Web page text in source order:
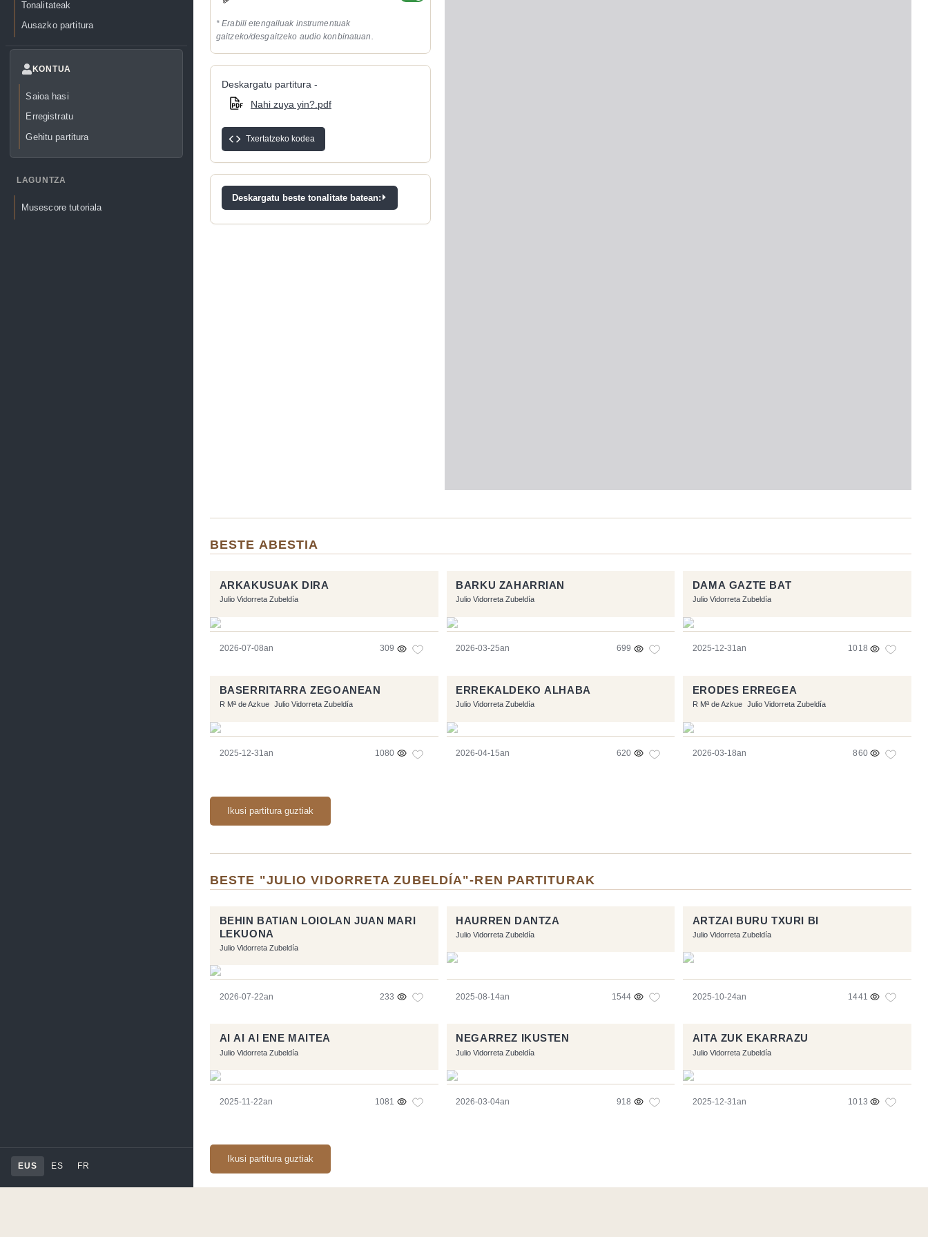
Tonalitateak
Ausazko partitura
KONTUA
Saioa hasi
Erregistratu
Gehitu partitura
LAGUNTZA
Musescore tutoriala
EUS ES FR
* Erabili etengailuak instrumentuak
gaitzeko/desgaitzeko audio konbinatuan.
Deskargatu partitura -
Nahi zuya yin?.pdf
Txertatzeko kodea
Deskargatu beste tonalitate batean:
BESTE ABESTIA
ARKAKUSUAK DIRA
Julio Vidorreta Zubeldía
2026-07-08an 309
BARKU ZAHARRIAN
Julio Vidorreta Zubeldía
2026-03-25an 699
DAMA GAZTE BAT
Julio Vidorreta Zubeldía
2025-12-31an 1018
BASERRITARRA ZEGOANEAN
R Mª de Azkue Julio Vidorreta Zubeldía
2025-12-31an 1080
ERREKALDEKO ALHABA
Julio Vidorreta Zubeldía
2026-04-15an 620
ERODES ERREGEA
R Mª de Azkue Julio Vidorreta Zubeldía
2026-03-18an 860
Ikusi partitura guztiak
BESTE "JULIO VIDORRETA ZUBELDÍA"-REN PARTITURAK
BEHIN BATIAN LOIOLAN JUAN MARI
LEKUONA
Julio Vidorreta Zubeldía
2026-07-22an 233
HAURREN DANTZA
Julio Vidorreta Zubeldía
2025-08-14an 1544
ARTZAI BURU TXURI BI
Julio Vidorreta Zubeldía
2025-10-24an 1441
AI AI AI ENE MAITEA
Julio Vidorreta Zubeldía
2025-11-22an 1081
NEGARREZ IKUSTEN
Julio Vidorreta Zubeldía
2026-03-04an 918
AITA ZUK EKARRAZU
Julio Vidorreta Zubeldía
2025-12-31an 1013
Ikusi partitura guztiak